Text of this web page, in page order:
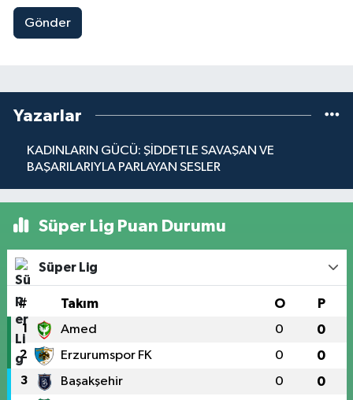
Gönder
Yazarlar
KADINLARIN GÜCÜ: ŞİDDETLE SAVAŞAN VE
BAŞARILARIYLA PARLAYAN SESLER
Süper Lig Puan Durumu
Süper Lig
# Takım O P
1 Amed 0 0
2 Erzurumspor FK 0 0
3 Başakşehir 0 0